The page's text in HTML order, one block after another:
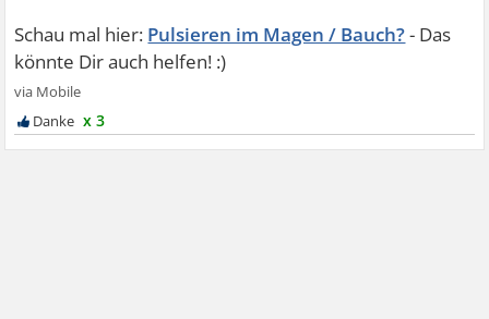
Pulsieren im Magen / Bauch?
x 3